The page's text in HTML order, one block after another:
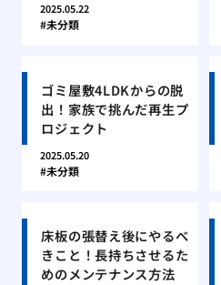
2025.05.22
未分類
ゴミ屋敷4LDKからの脱
出！家族で挑んだ再生プ
ロジェクト
2025.05.20
未分類
床板の張替え後にやるべ
きこと！長持ちさせるた
めのメンテナンス方法